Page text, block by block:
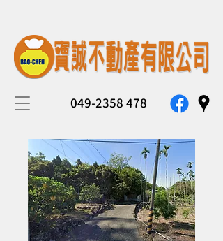
049-2358 478